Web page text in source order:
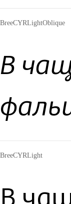
BreeCYRLightOblique
В
BreeCYRLight
В